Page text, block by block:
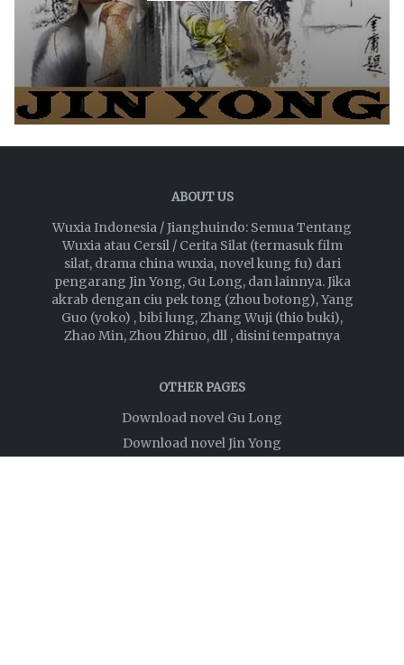
ABOUT US
Wuxia Indonesia / Jianghuindo: Semua Tentang
Wuxia atau Cersil / Cerita Silat (termasuk film
silat, drama china wuxia, novel kung fu) dari
pengarang Jin Yong, Gu Long, dan lainnya. Jika
akrab dengan ciu pek tong (zhou botong), Yang
Guo (yoko) , bibi lung, Zhang Wuji (thio buki),
Zhao Min, Zhou Zhiruo, dll , disini tempatnya
OTHER PAGES
Download novel Gu Long
Download novel Jin Yong